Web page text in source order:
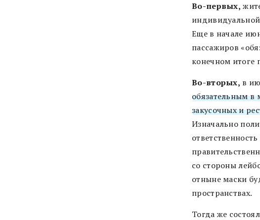
Во-первых,
Еще в начале
пассажиров
конечном итоге
Во-вторых, в
обязательным в
закусочных и
Изначально
со стороны
отныне маски
пространствах.
Тогда же